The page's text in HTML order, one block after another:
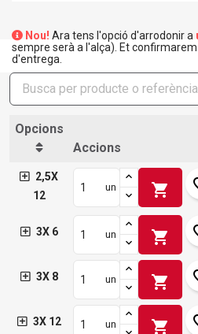
Nou! Ara tens l'opció d'arrodonir a
sempre serà a l'alça). Et
d'entrega.
Opcions
Accions
2,5X
12
un shopping_cart
3X 6 un shopping_cart
3X 8 un shopping_cart
3X 12 un shopping_cart